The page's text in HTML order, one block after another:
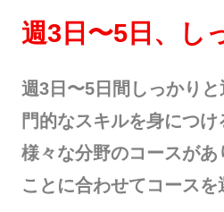
週3⽇〜5⽇、し
週3⽇〜5⽇間しっかり
⾨的なスキルを⾝につけ
様々な分野のコースが
ことに合わせてコースを